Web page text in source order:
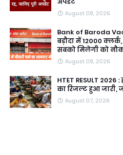
August 08, 2026
Bank of Baroda
बड़ौदा में 12000 क्लर्क,
सबको मिलेगी को
August 08, 2026
HTET RESULT 2026 :
का रिजल्ट हुआ जारी,
August 07, 2026